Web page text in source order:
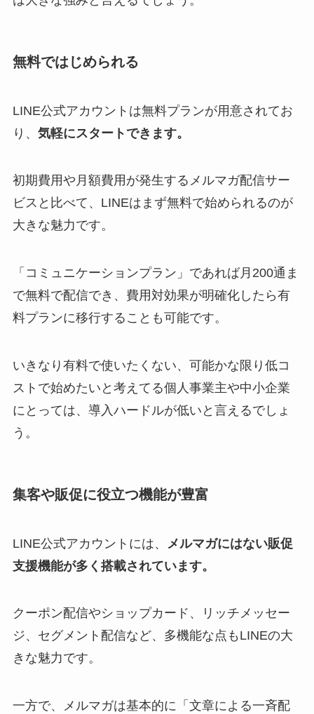
無料ではじめられる
LINE公式アカウントは無料プランが用意されてお
り、 気軽にスタートできます。
初期費用や月額費用が発生するメルマガ配信サー
ビスと比べて、LINEはまず無料で始められるのが
大きな魅力です。
「コミュニケーションプラン」であれば月200通ま
で無料で配信でき、費用対効果が明確化したら有
料プランに移行することも可能です。
いきなり有料で使いたくない、可能かな限り低コ
ストで始めたいと考えてる個人事業主や中小企業
にとっては、導入ハードルが低いと言えるでしょ
う。
集客や販促に役立つ機能が豊富
LINE公式アカウントには、
メルマガにはない販促
支援機能が多く搭載されています。
クーポン配信やショップカード、リッチメッセー
ジ、セグメント配信など、多機能な点もLINEの大
きな魅力です。
一方で、メルマガは基本的に「文章による一斉配